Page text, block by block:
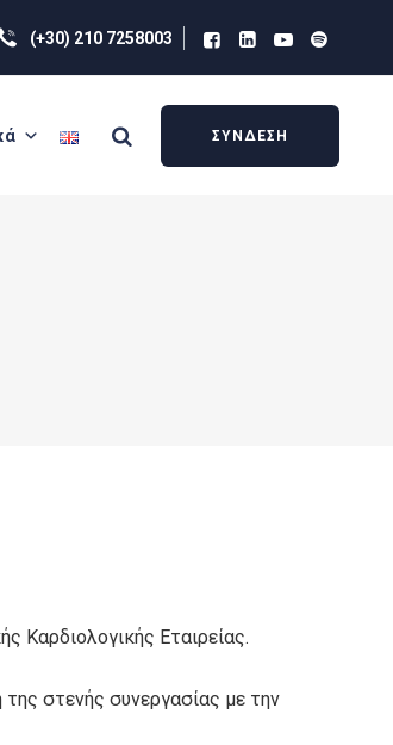
(+30) 210 7258003
ΣΥΝΔΕΣΗ
Καρδιολογικής Εταιρείας.
της στενής συνεργασίας με την